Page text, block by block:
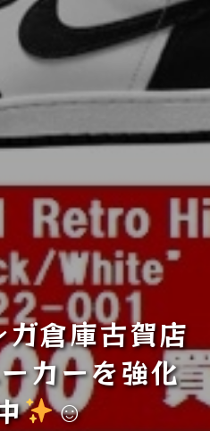
倉庫古賀店
カーを強化
☺